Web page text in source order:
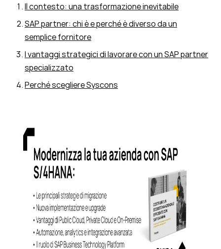
Il contesto: una trasformazione inevitabile
SAP partner: chi è e perché è diverso da un
semplice fornitore
I vantaggi strategici di lavorare con un SAP partner
specializzato
Perché scegliere Syscons